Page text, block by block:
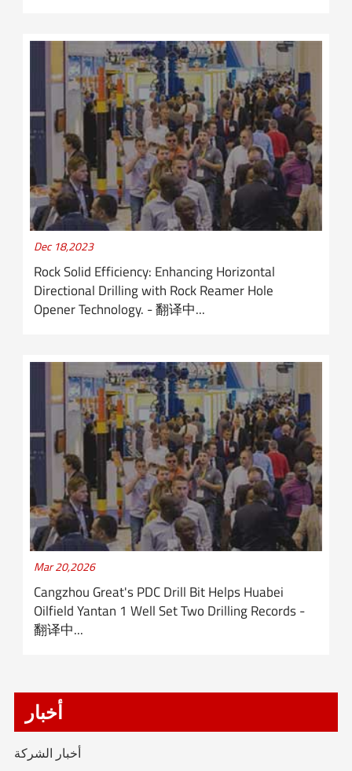
Dec 18,2023
Rock Solid Efficiency: Enhancing Horizontal
Directional Drilling with Rock Reamer Hole
Opener Technology. - 翻译中...
Mar 20,2026
Cangzhou Great's PDC Drill Bit Helps Huabei
Oilfield Yantan 1 Well Set Two Drilling Records -
翻译中...
أخبار
أخبار الشركة